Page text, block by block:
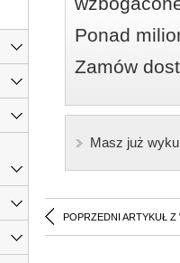
Ponad
Zamów
Masz już
POPRZEDNI ARTYKUŁ Z